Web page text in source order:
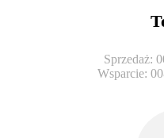
Sprzedaż:
Wsparcie: